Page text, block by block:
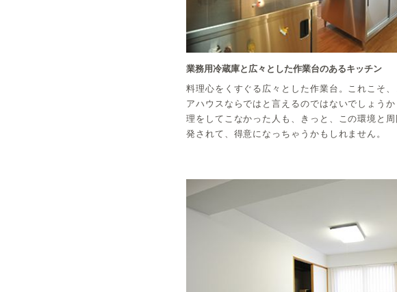
業務用冷蔵庫と広々とした作業台のあるキッチン
料理心をくすぐる広々とした作業台。これこそ、
アハウスならではと言えるのではないでしょう
理をしてこなかった人も、きっと、この環境と
発されて、得意になっちゃうかもしれません。